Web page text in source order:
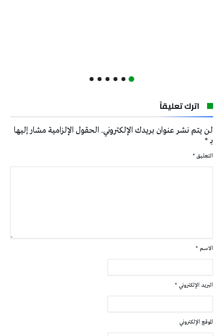
اترك تعليقاً
لن يتم نشر عنوان بريدك الإلكتروني. الحقول الإلزامية مشار إليها
بـ*
التعليق *
الاسم *
البريد الإلكتروني *
الموقع الإلكتروني